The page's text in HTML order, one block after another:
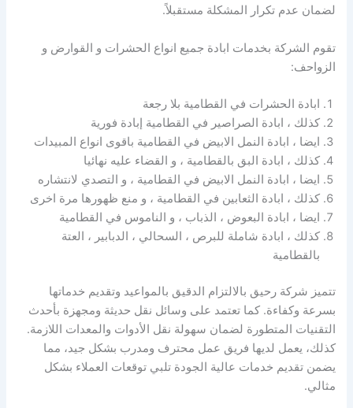
لضمان عدم تكرار المشكلة مستقبلاً.
تقوم الشركة بخدمات ابادة جميع انواع الحشرات و القوارض و
الزواحف:
ابادة الحشرات في القطامية بلا رجعة
كذلك ، ابادة الصراصير في القطامية إبادة فورية
ايضا ، ابادة النمل الابيض في القطامية باقوى انواع المبيدات
كذلك ، ابادة البق بالقطامية ، و القضاء عليه نهائيا
ايضا ، ابادة النمل الابيض في القطامية ، و التصدي لانتشاره
كذلك ، ابادة الثعابين في القطامية ، و منع ظهورها مرة اخرى
ايضا ، ابادة البعوض ، الذباب ، و الناموس في القطامية
كذلك ، ابادة شاملة للبرص ، السحالي ، الدبابير ، العتة
بالقطامية
تتميز شركة رحيق بالالتزام الدقيق بالمواعيد وتقديم خدماتها
بسرعة وكفاءة. كما تعتمد على وسائل نقل حديثة ومجهزة بأحدث
التقنيات المتطورة لضمان سهولة نقل الأدوات والمعدات اللازمة.
كذلك، يعمل لديها فريق عمل محترف ومدرب بشكل جيد، مما
يضمن تقديم خدمات عالية الجودة تلبي توقعات العملاء بشكل
مثالي.